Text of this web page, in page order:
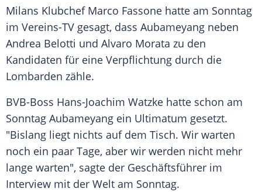
Milans Klubchef Marco Fassone hatte am Sonntag
im Vereins-TV gesagt, dass Aubameyang neben
Andrea Belotti und Alvaro Morata zu den
Kandidaten für eine Verpflichtung durch die
Lombarden zähle.
BVB-Boss Hans-Joachim Watzke hatte schon am
Sonntag Aubameyang ein Ultimatum gesetzt.
"Bislang liegt nichts auf dem Tisch. Wir warten
noch ein paar Tage, aber wir werden nicht mehr
lange warten", sagte der Geschäftsführer im
Interview mit der Welt am Sonntag.